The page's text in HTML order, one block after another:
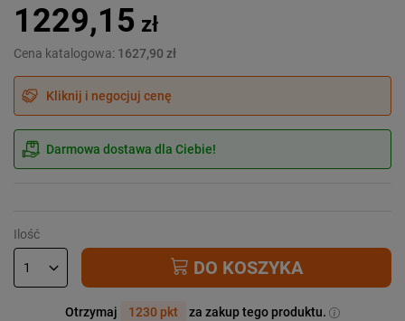
1229,15 zł
Cena katalogowa: 1627,90 zł
Kliknij i negocjuj cenę
Darmowa dostawa dla Ciebie!
Ilość
DO KOSZYKA
Otrzymaj 1230 pkt za zakup tego produktu.